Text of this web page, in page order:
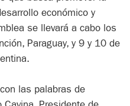
económico y
se llevará a cabo los
Paraguay, y 9 y 10 de
las palabras de